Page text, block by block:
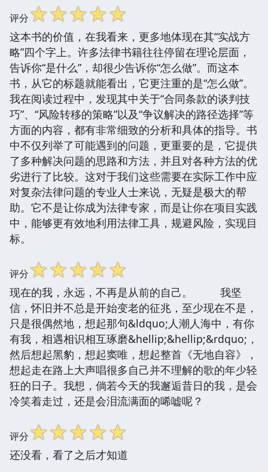
评分☆☆☆☆☆
这本书的价值，在我看来，更多地体现在其“实战方
略”四个字上。许多法律书籍往往停留在理论层面，
告诉你“是什么”，却很少告诉你“怎么做”。而这本
书，从它的标题就能看出，它更注重的是“怎么做”。
我在阅读过程中，发现其中关于“合同条款的谈判技
巧”、“风险转移的策略”以及“争议解决的路径选择”等
方面的内容，都有非常细致的分析和具体的指导。书
中不仅列举了可能遇到的问题，更重要的是，它提供
了多种解决问题的思路和方法，并且对各种方法的优
劣进行了比较。这对于我们这些需要在实际工作中应
对复杂法律问题的专业人士来说，无疑是极大的帮
助。它不是让你成为法律专家，而是让你在项目实践
中，能够更有效地利用法律工具，规避风险，实现目
标。
评分☆☆☆☆☆
现在的我，永远，不再是从前的自己。 我坚
信，怀旧并不总是开始变老的征兆，至少现在不是，
只是很偶然地，想起那句&ldquo;人潮人海中，有你
有我，相遇相识相互琢磨&hellip;&hellip;&rdquo;，
然后想起黑豹，想起窦唯，想起整首《无地自容》，
想起走在路上大声唱很多自己并不理解的歌的年少轻
狂的日子。我想，倘若今天的我邂逅昔日的我，是会
冷笑着走过，还是会泪流满面的唏嘘呢？
评分☆☆☆☆☆
还没看，看了之后才知道